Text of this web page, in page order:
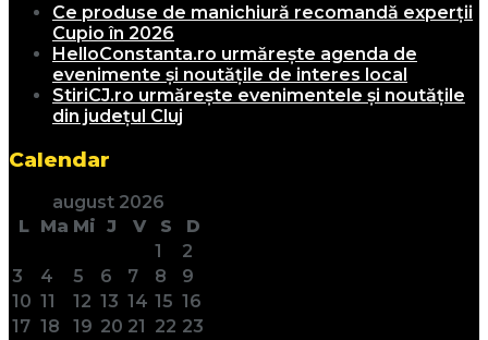
Ce produse de manichiură recomandă experții
Cupio în 2026
HelloConstanta.ro urmărește agenda de
evenimente și noutățile de interes local
StiriCJ.ro urmărește evenimentele și noutățile
din județul Cluj
Calendar
august 2026
L Ma Mi J V S
D
1
2
3
4 5 6 7 8
9
10 11 12 13 14 15 16
17 18 19 20 21 22 23